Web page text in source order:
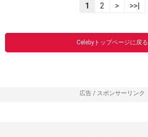
1 2 > >>|
Celebyトップページに戻る
広告 / スポンサーリンク